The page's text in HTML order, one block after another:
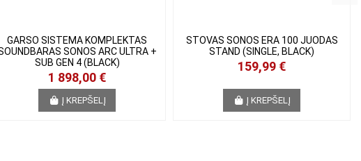
GARSO SISTEMA KOMPLEKTAS
SOUNDBARAS SONOS ARC ULTRA
+ SUB GEN 4 (BLACK)
1 898,00 €
Į KREPŠELĮ
STOVAS SONOS ERA 100 JUODAS
STAND (SINGLE, BLACK)
159,99 €
Į KREPŠELĮ